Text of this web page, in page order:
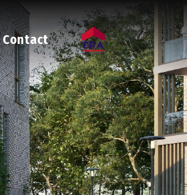
Contact